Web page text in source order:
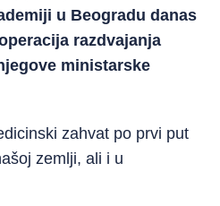
u Beogradu danas
razdvajanja
ministarske
zahvat po prvi put
zemlji, ali i u